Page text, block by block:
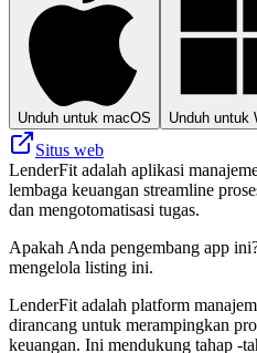
Unduh untuk macOS Unduh untuk
Situs web
LenderFit adalah aplikasi
lembaga keuangan streamline
dan mengotomatisasi tugas.
Apakah Anda pengembang app
mengelola listing ini.
LenderFit adalah platform
dirancang untuk merampingkan
keuangan. Ini mendukung tahap -